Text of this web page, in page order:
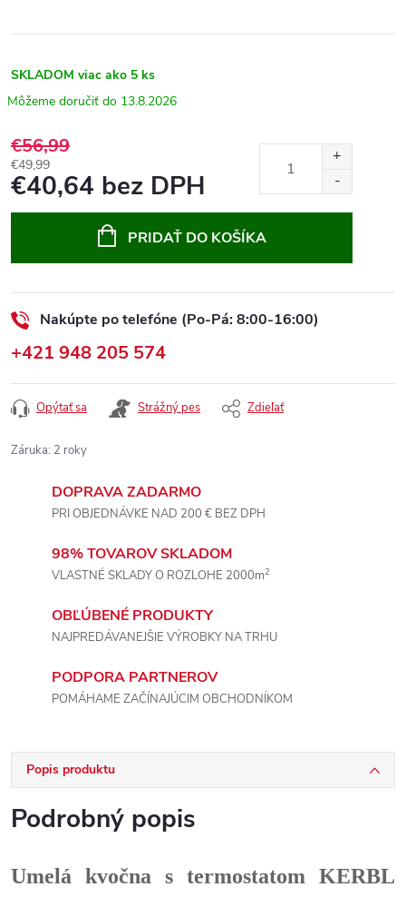
SKLADOM viac ako 5 ks
13.8.2026
€56,99
€49,99
€40,64 bez DPH
PRIDAŤ DO KOŠÍKA
Nakúpte po telefóne (Po-Pá: 8:00-16:00)
+421 948 205 574
Opýtať sa Strážný pes Zdieľať
Záruka: 2 roky
DOPRAVA ZADARMO
PRI OBJEDNÁVKE NAD 200 € BEZ DPH
98% TOVAROV SKLADOM
VLASTNÉ SKLADY O ROZLOHE 2000m2
OBĽÚBENÉ PRODUKTY
NAJPREDÁVANEJŠIE VÝROBKY NA TRHU
PODPORA PARTNEROV
POMÁHAME ZAČÍNAJÚCIM OBCHODNÍKOM
Popis produktu
Podrobný popis
Umelá kvočna s termostatom KERBL